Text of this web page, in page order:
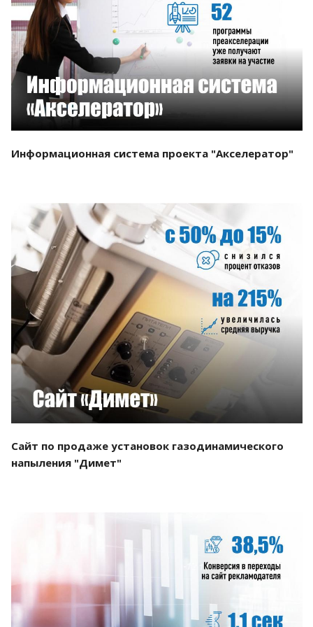
Смотреть проект
Информационная система проекта "Акселератор"
Смотреть проект
Сайт по продаже установок газодинамического
напыления "Димет"